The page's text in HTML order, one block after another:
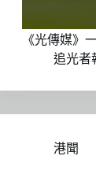
《光傳媒》
追光者
港聞